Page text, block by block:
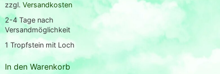
zzgl. Versandkosten
2-4 Tage nach
Versandmöglichkeit
1 Tropfstein mit Loch
In den Warenkorb